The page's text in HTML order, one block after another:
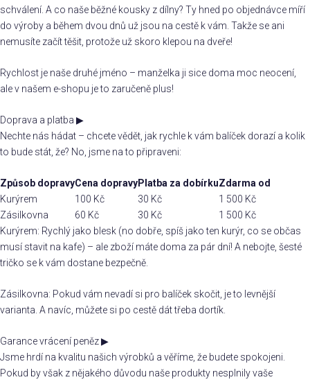
schválení. A co naše běžné kousky z dílny? Ty hned po objednávce míří
do výroby a během dvou dnů už jsou na cestě k vám. Takže se ani
nemusíte začít těšit, protože už skoro klepou na dveře!
Rychlost je naše druhé jméno – manželka ji sice doma moc neocení,
ale v našem e-shopu je to zaručeně plus!
Doprava a platba ▶
Nechte nás hádat – chcete vědět, jak rychle k vám balíček dorazí a kolik
to bude stát, že? No, jsme na to připraveni:
Způsob dopravyCena dopravyPlatba za dobírkuZdarma od
Kurýrem
100 Kč 30 Kč
1 500 Kč
Zásilkovna
60 Kč 30 Kč
1 500 Kč
Kurýrem: Rychlý jako blesk (no dobře, spíš jako ten kurýr, co se občas
musí stavit na kafe) – ale zboží máte doma za pár dní! A nebojte, šesté
tričko se k vám dostane bezpečně.
Zásilkovna: Pokud vám nevadí si pro balíček skočit, je to levnější
varianta. A navíc, můžete si po cestě dát třeba dortík.
Garance vrácení peněz▶
Jsme hrdí na kvalitu našich výrobků a věříme, že budete spokojeni.
Pokud by však z nějakého důvodu naše produkty nesplnily vaše